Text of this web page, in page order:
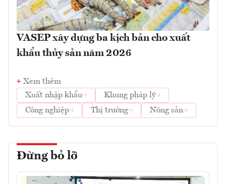
VASEP xây dựng ba kịch bản cho xuất
khẩu thủy sản năm 2026
Xem thêm
Xuất nhập khẩu
Khung pháp lý
Công nghiệp
Thị trường Nông sản
Đừng bỏ lỡ